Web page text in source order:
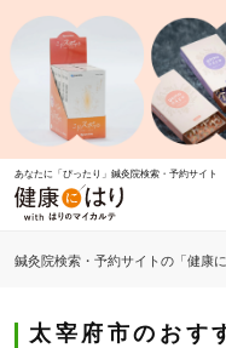
あなたに「ぴったり」鍼灸院検索・予約サイト
鍼灸院検索・予約サイトの「健康
太宰府市のおす